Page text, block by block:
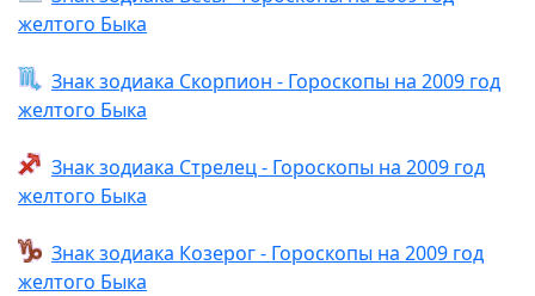
желтого Быка
Знак зодиака Скорпион - Гороскопы на 2009 год
желтого Быка
Знак зодиака Стрелец - Гороскопы на 2009 год
желтого Быка
Знак зодиака Козерог - Гороскопы на 2009 год
желтого Быка